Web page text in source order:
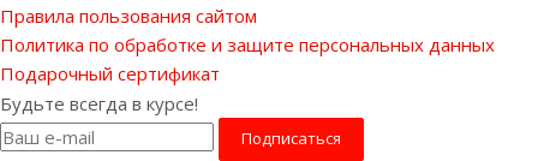
Правила пользования сайтом
Политика по обработке и защите персональных данных
Подарочный сертификат
Будьте всегда в курсе!